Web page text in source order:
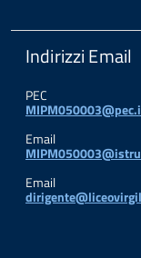
Indirizzi Email
PEC
Email
Email